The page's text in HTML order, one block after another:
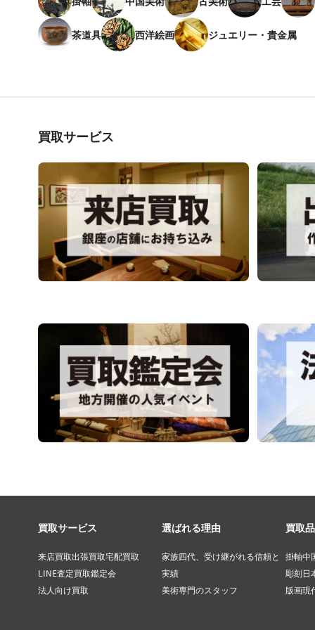
茶道具 西洋絵画 ジュエリー・貴金属
買取サービス
買取サービス
来店買取出張買取宅配買取
LINE査定買取鑑定会
法人向け買取
選ばれる理由
家族四代、受け継がれる信頼と
実績
美術専門のスタッフ
買取
掛軸中
彫刻日
版画現